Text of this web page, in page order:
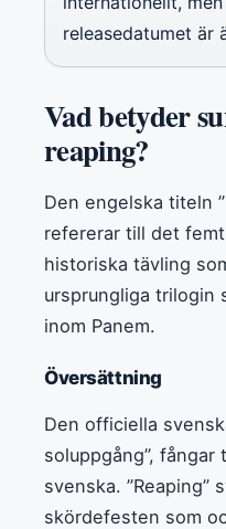
releasedatumet är
Vad betyder
reaping?
Den engelska titeln
refererar till det
historiska tävling
ursprungliga trilogin
inom Panem.
Översättning
Den officiella
soluppgång”,
svenska. ”Reaping”
skördefesten som